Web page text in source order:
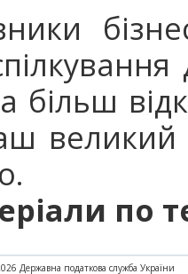
більш
великий
по
Державна податкова служба України